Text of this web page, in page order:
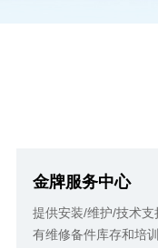
金牌服务中心
提供安装/维护/技术
有维修备件库存和培